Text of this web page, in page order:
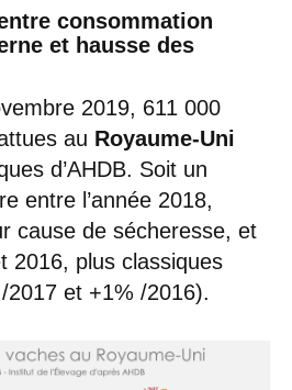
consommation
et hausse des
2019, 611 000
au Royaume-Uni
d’AHDB. Soit un
entre l’année 2018,
cause de sécheresse, et
2016, plus classiques
et +1% /2016).